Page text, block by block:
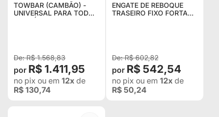
TOWBAR (CAMBÃO) -
UNIVERSAL PARA TODOS
OS VEÍCULOS TUBO
R$ 1.568,83
R$ 1.411,95
no pix ou em 12x de
R$ 130,74
ENGATE DE REBOQUE
TRASEIRO FIXO FORTAÇO
R$ 602,82
R$ 542,54
no pix ou em 12x de
R$ 50,24